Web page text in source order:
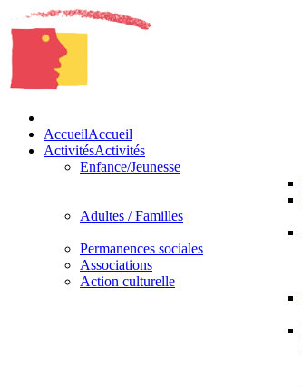
AccueilAccueil
ActivitésActivités
Enfance/Jeunesse
Adultes / Familles
Permanences sociales
Associations
Action culturelle